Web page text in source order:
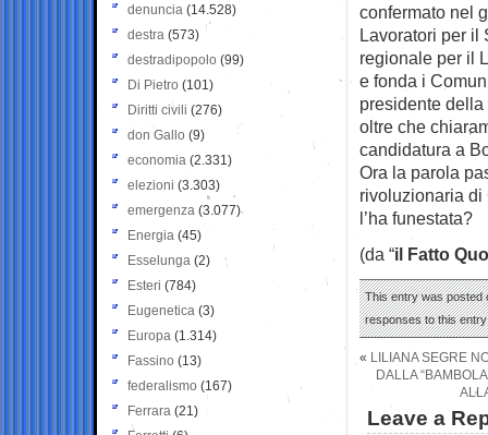
confermato nel
Lavoratori per il
regionale per il
e fonda i
presidente
oltre che
candidatura a
Ora la parola
rivoluzionaria di
l’ha funestata?
(da “il Fatto
This entry was posted
responses to this
« LILIANA SEGRE
DALLA
Leave a
denuncia (14.528)
destra (573)
destradipopolo (99)
Di Pietro (101)
Diritti civili (276)
don Gallo (9)
economia (2.331)
elezioni (3.303)
emergenza (3.077)
Energia (45)
Esselunga (2)
Esteri (784)
Eugenetica (3)
Europa (1.314)
Fassino (13)
federalismo (167)
Ferrara (21)